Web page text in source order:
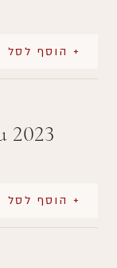
+ הוסף לסל
2023
+ הוסף לסל